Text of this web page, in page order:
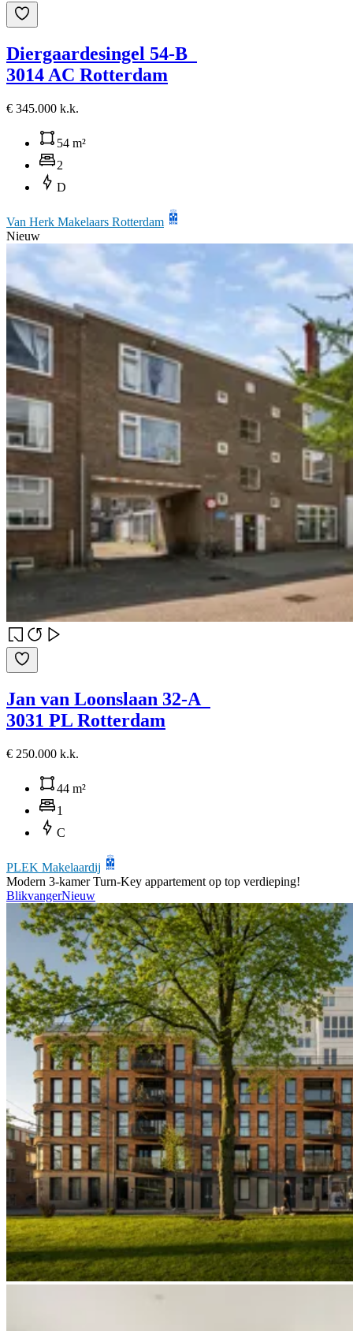
Diergaardesingel 54-B
3014 AC Rotterdam
€ 345.000 k.k.
54 m²
2
D
Van Herk Makelaars Rotterdam
Nieuw
Jan van Loonslaan 32-A
3031 PL Rotterdam
€ 250.000 k.k.
44 m²
1
C
PLEK Makelaardij
Modern 3-kamer Turn-Key appartement op top verdieping!
BlikvangerNieuw